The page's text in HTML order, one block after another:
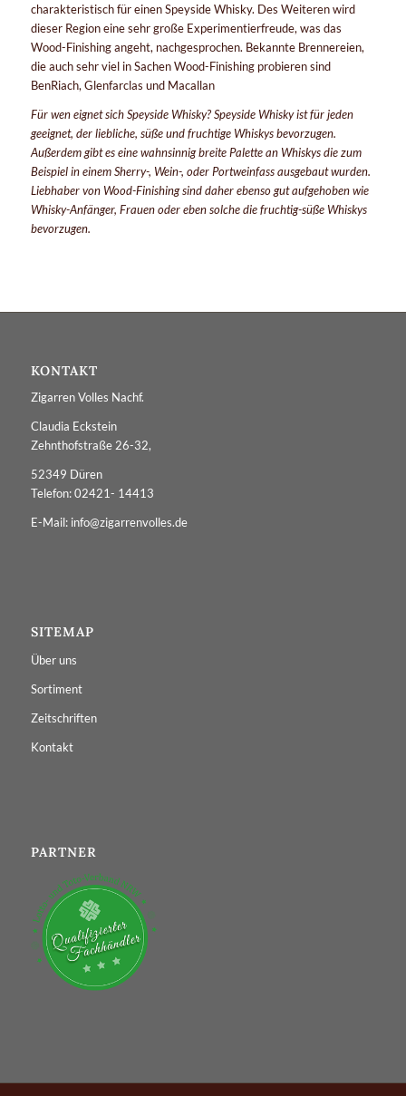
charakteristisch für einen Speyside Whisky. Des Weiteren wird
dieser Region eine sehr große Experimentierfreude, was das
Wood-Finishing angeht, nachgesprochen. Bekannte Brennereien,
die auch sehr viel in Sachen Wood-Finishing probieren sind
BenRiach, Glenfarclas und Macallan
Für wen eignet sich Speyside Whisky? Speyside Whisky ist für jeden
geeignet, der liebliche, süße und fruchtige Whiskys bevorzugen.
Außerdem gibt es eine wahnsinnig breite Palette an Whiskys die zum
Beispiel in einem Sherry-, Wein-, oder Portweinfass ausgebaut wurden.
Liebhaber von Wood-Finishing sind daher ebenso gut aufgehoben wie
Whisky-Anfänger, Frauen oder eben solche die fruchtig-süße Whiskys
bevorzugen.
KONTAKT
Zigarren Volles Nachf.
Claudia Eckstein
Zehnthofstraße 26-32,
52349 Düren
Telefon: 02421- 14413
E-Mail: info@zigarrenvolles.de
SITEMAP
Über uns
Sortiment
Zeitschriften
Kontakt
PARTNER